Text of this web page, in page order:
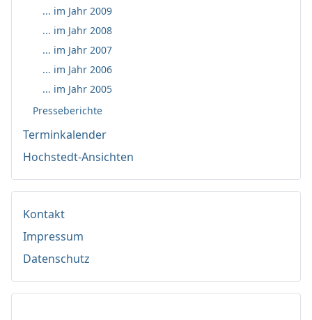
... im Jahr 2009
... im Jahr 2008
... im Jahr 2007
... im Jahr 2006
... im Jahr 2005
Presseberichte
Terminkalender
Hochstedt-Ansichten
Kontakt
Impressum
Datenschutz